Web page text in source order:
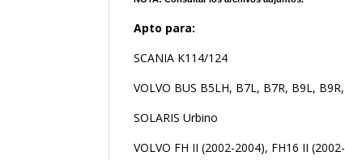
Apto para:
SCANIA K114/124
VOLVO BUS B5LH, B7L, B7R, B9L,
SOLARIS Urbino
VOLVO FH II (2002-2004), FH16 II